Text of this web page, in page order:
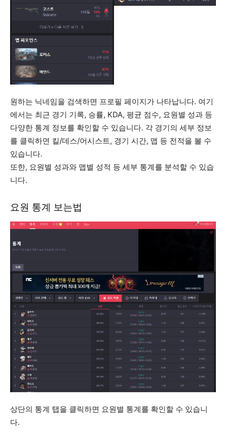
원하는 닉네임을 검색하면 프로필 페이지가 나타납니다. 여기
에서는 최근 경기 기록, 승률, KDA, 평균 점수, 요원별 성과 등
다양한 통계 정보를 확인할 수 있습니다. 각 경기의 세부 정보
를 클릭하면 킬/데스/어시스트, 경기 시간, 맵 등 전적을 볼 수
있습니다.
또한, 요원별 성과와 맵별 성적 등 세부 통계를 분석할 수 있습
니다.
요원 통계 보는법
상단의 통계 탭을 클릭하면 요원별 통계를 확인할 수 있습니
다.